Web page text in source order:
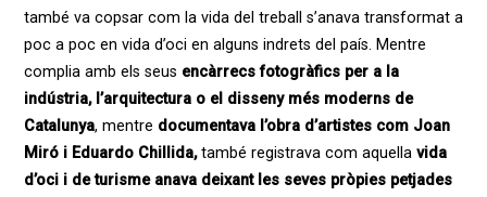
també va copsar com la vida del treball s’anava transformat a
poc a poc en vida d’oci en alguns indrets del país. Mentre
complia amb els seus encàrrecs fotogràfics per a la
indústria, l’arquitectura o el disseny més moderns de
Catalunya, mentre documentava l’obra d’artistes com Joan
Miró i Eduardo Chillida,també registrava com aquellavida
d’oci i de turisme anava deixant les seves pròpies petjades